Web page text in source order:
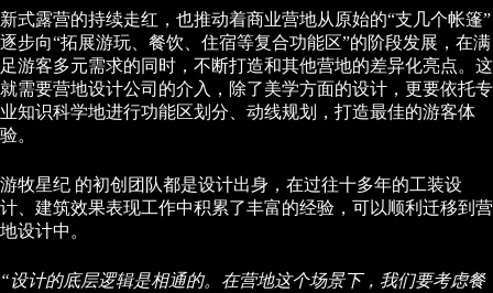
新式露营的持续走红，也推动着商业营地从原始的“支几个帐篷”
逐步向“拓展游玩、餐饮、住宿等复合功能区”的阶段发展，在满
足游客多元需求的同时，不断打造和其他营地的差异化亮点。这
就需要营地设计公司的介入，除了美学方面的设计，更要依托专
业知识科学地进行功能区划分、动线规划，打造最佳的游客体
验。
游牧星纪 的初创团队都是设计出身，在过往十多年的工装设
计、建筑效果表现工作中积累了丰富的经验，可以顺利迁移到营
地设计中。
“设计的底层逻辑是相通的。在营地这个场景下，我们要考虑餐